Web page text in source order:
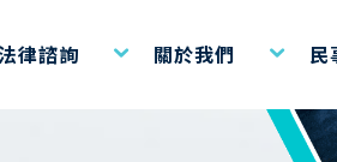
律諮詢 關於我們 民